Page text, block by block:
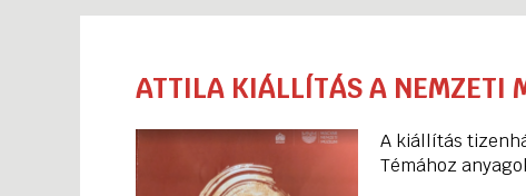
Kiválóságaink
ATTILA KIÁLLÍTÁS A NEMZETI
A kiállítás
Témához